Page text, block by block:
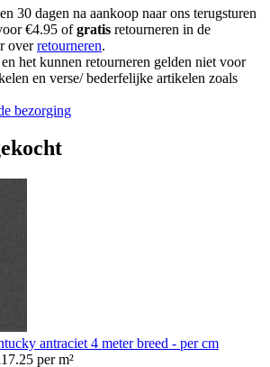
30 dagen na aankoop naar ons terugsturen
€4.95 ofgratis retourneren in de
overretourneren.
het kunnen retourneren gelden niet voor
en verse/ bederfelijke artikelen zoals
bezorging
antraciet 4 meter breed - per cm
17.25 per m²